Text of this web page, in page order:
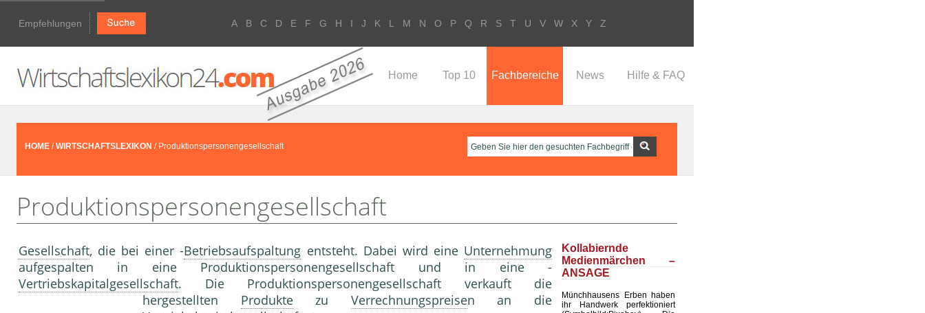
Empfehlungen A B C D E F G H I J K L M N O P Q R S T U V W X Y Z
Home Top 10 Fachbereiche News Hilfe & FAQ
HOME /WIRTSCHAFTSLEXIKON / Produktionspersonengesellschaft
Produktionspersonengesellschaft
Gesellschaft, die bei einer -Betriebsaufspaltung entsteht. Dabei wird eine Unternehmung
aufgespalten in eine Produktionspersonengesellschaft und in eine -
Vertriebskapitalgesellschaft. Die Produktionspersonengesellschaft verkauft die
hergestellten Produktezu Verrechnungspreisen an die
Kollabiernde
Medienmärchen –
ANSAGE
Münchhausens Erben haben
ihr Handwerk perfektioniert